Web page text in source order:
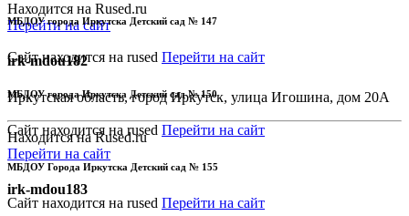
Находится на Rused.ru
Перейти на сайт
irk-mdou182
Иркутская область, город Иркутск, улица Игошина, дом 20А
Находится на Rused.ru
Перейти на сайт
irk-mdou183
МБДОУ города Иркутска Детский сад № 147
Сайт находится на rused Перейти на сайт
МБДОУ города Иркутска Детский сад № 150
Сайт находится на rused Перейти на сайт
МБДОУ Города Иркутска Детский сад № 155
Сайт находится на rused Перейти на сайт